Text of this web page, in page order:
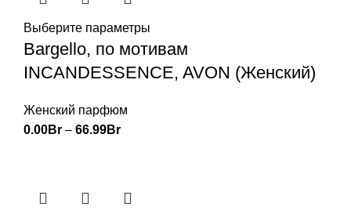
Выберите параметры
Bargello, по мотивам
INCANDESSENCE, AVON (Женский)
Женский парфюм
0.00Br – 66.99Br